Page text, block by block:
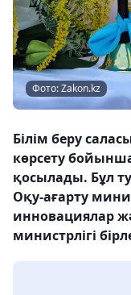
Фото: Zakon.kz
Білім беру
көрсету
қосылады. Бұл
Оқу-ағарту
инновациялар
министрлігі